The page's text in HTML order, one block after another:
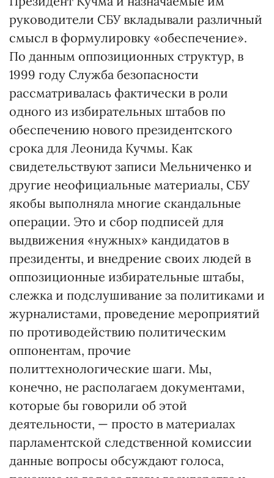
руководители СБУ вкладывали различный
смысл в формулировку «обеспечение».
По данным оппозиционных структур, в
1999 году Служба безопасности
рассматривалась фактически в роли
одного из избирательных штабов по
обеспечению нового президентского
срока для Леонида Кучмы. Как
свидетельствуют записи Мельниченко и
другие неофициальные материалы, СБУ
якобы выполняла многие скандальные
операции. Это и сбор подписей для
выдвижения «нужных» кандидатов в
президенты, и внедрение своих людей в
оппозиционные избирательные штабы,
слежка и подслушивание за политиками и
журналистами, проведение мероприятий
по противодействию политическим
оппонентам, прочие
политтехнологические шаги. Мы,
конечно, не располагаем документами,
которые бы говорили об этой
деятельности, — просто в материалах
парламентской следственной комиссии
данные вопросы обсуждают голоса,